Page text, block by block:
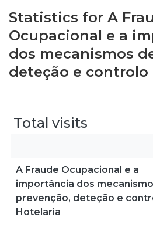
Browse repository
Entities
Statistics for A
Ocupacional e a
dos mecanismos
deteção e controlo
Total visits
A Fraude Ocupacional e a
importância dos
prevenção, deteção e
Hotelaria